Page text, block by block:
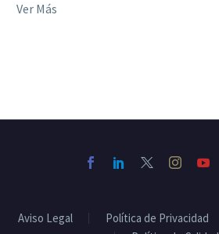
Ver Más
Aviso Legal Política de Privacidad